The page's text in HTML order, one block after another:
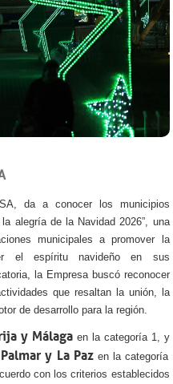
da a conocer los municipios
alegría de la Navidad 2026”, una
municipales a promover la
el espíritu navideño en sus
la Empresa buscó reconocer
que resaltan la unión, la
de desarrollo para la región.
y Málagaen la categoría 1, y
y La Pazen la categoría
con los criterios establecidos